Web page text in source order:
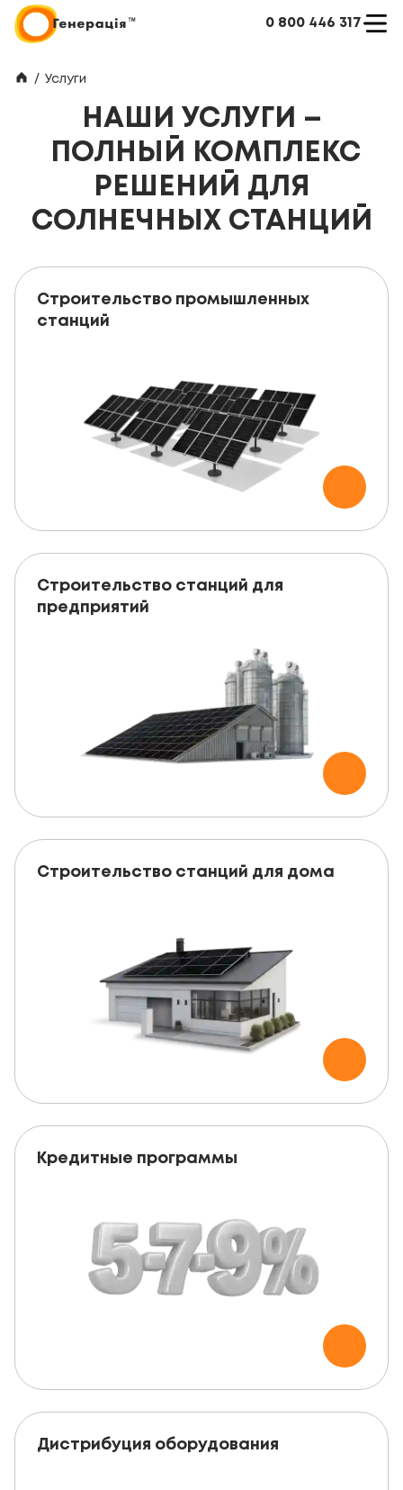
0 800 446 317
/ Услуги
НАШИ УСЛУГИ –
ПОЛНЫЙ КОМПЛЕКС
РЕШЕНИЙ ДЛЯ
СОЛНЕЧНЫХ СТАНЦИЙ
Строительство промышленных
станций
Строительство станций для
предприятий
Строительство станций для дома
Кредитные программы
Дистрибуция оборудования